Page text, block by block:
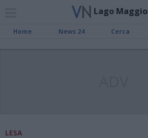
Lago
Home News 24 Cerca
LESA